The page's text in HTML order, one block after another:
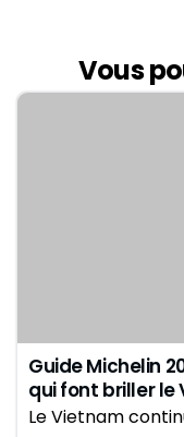
Vous
Guide Michelin
qui font briller le
Le Vietnam